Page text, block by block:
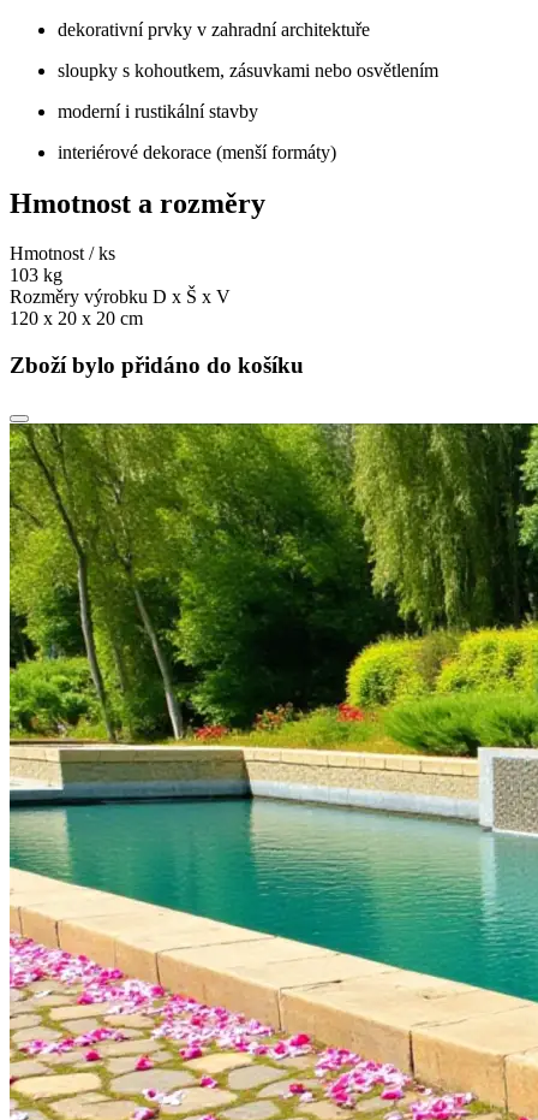
dekorativní prvky v zahradní architektuře
sloupky s kohoutkem, zásuvkami nebo osvětlením
moderní i rustikální stavby
interiérové dekorace (menší formáty)
Hmotnost a rozměry
Hmotnost / ks
103 kg
Rozměry výrobku D x Š x V
120 x 20 x 20 cm
Zboží bylo přidáno do košíku